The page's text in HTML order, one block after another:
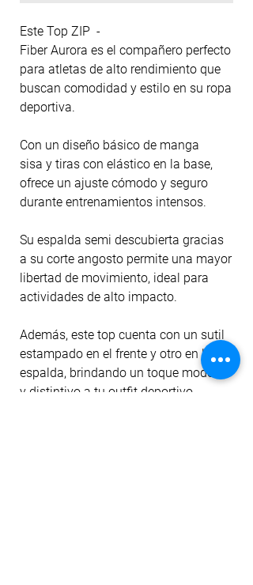
Este Top ZIP -
Fiber Aurora es el compañero perfecto
para atletas de alto rendimiento que
buscan comodidad y estilo en su ropa
deportiva.
Con un diseño básico de manga
sisa y tiras con elástico en la base,
ofrece un ajuste cómodo y seguro
durante entrenamientos intensos.
Su espalda semi descubierta gracias
a su corte angosto permite una mayor
libertad de movimiento, ideal para
actividades de alto impacto.
Además, este top cuenta con un sutil
estampado en el frente y otro en la
espalda, brindando un toque moderno
y distintivo a tu outfit deportivo.